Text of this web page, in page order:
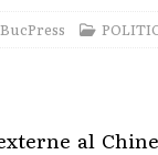
BucPress
al